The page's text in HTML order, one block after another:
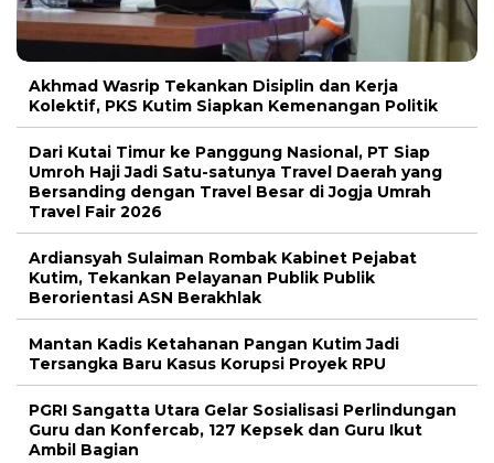
Akhmad Wasrip Tekankan Disiplin dan Kerja
Kolektif, PKS Kutim Siapkan Kemenangan Politik
Dari Kutai Timur ke Panggung Nasional, PT Siap
Umroh Haji Jadi Satu-satunya Travel Daerah yang
Bersanding dengan Travel Besar di Jogja Umrah
Travel Fair 2026
Ardiansyah Sulaiman Rombak Kabinet Pejabat
Kutim, Tekankan Pelayanan Publik Publik
Berorientasi ASN Berakhlak
Mantan Kadis Ketahanan Pangan Kutim Jadi
Tersangka Baru Kasus Korupsi Proyek RPU
PGRI Sangatta Utara Gelar Sosialisasi Perlindungan
Guru dan Konfercab, 127 Kepsek dan Guru Ikut
Ambil Bagian